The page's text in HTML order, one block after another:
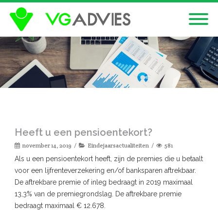
Heeft u een pensioentekort?
november 14, 2019 Eindejaarsactualiteiten 581
Als u een pensioentekort heeft, zijn de premies die u betaalt
voor een lijfrenteverzekering en/of banksparen aftrekbaar.
De aftrekbare premie of inleg bedraagt in 2019 maximaal
13,3% van de premiegrondslag. De aftrekbare premie
bedraagt maximaal € 12.678.